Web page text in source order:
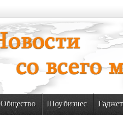
Общество Шоу бизнес